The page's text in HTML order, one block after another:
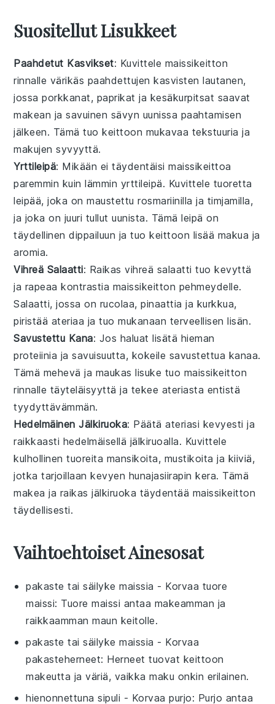
Suositellut Lisukkeet
Paahdetut Kasvikset: Kuvittele maissikeitton
rinnalle värikäs paahdettujen kasvisten lautanen,
jossaporkkanat, paprikat ja kesäkurpitsat saavat
makean ja savuinen sävyn uunissa paahtamisen
jälkeen. Tämä tuo keittoon mukavaa tekstuuria ja
makujen syvyyttä.
Yrttileipä: Mikään ei täydentäisimaissikeittoa
paremmin kuin lämmin yrttileipä. Kuvittele tuoretta
leipää, joka on maustetturosmariinilla ja timjamilla,
ja joka on juuri tullut uunista. Tämä leipä on
täydellinen dippailuun ja tuo keittoon lisää makua ja
aromia.
Vihreä Salaatti: Raikasvihreä salaatti tuo kevyttä
ja rapeaa kontrastia maissikeitton pehmeydelle.
Salaatti, jossa on rucolaa,pinaattia ja kurkkua,
piristää ateriaa ja tuo mukanaan terveellisen lisän.
Savustettu Kana: Jos haluat lisätä hieman
proteiinia ja savuisuutta, kokeile savustettua kanaa.
Tämä mehevä ja maukas lisuke tuo maissikeitton
rinnalle täyteläisyyttä ja tekee ateriasta entistä
tyydyttävämmän.
Hedelmäinen Jälkiruoka: Päätä ateriasi kevyesti ja
raikkaasti hedelmäisellä jälkiruoalla. Kuvittele
kulhollinen tuoreita mansikoita, mustikoita ja kiiviä,
jotka tarjoillaan kevyen hunajasiirapin kera. Tämä
makea ja raikas jälkiruoka täydentää maissikeitton
täydellisesti.
Vaihtoehtoiset Ainesosat
pakaste tai säilyke maissia - Korvaa tuore
maissi: Tuore maissi antaa makeamman ja
raikkaamman maun keitolle.
pakaste tai säilyke maissia - Korvaa
pakasteherneet: Herneet tuovat keittoon
makeutta ja väriä, vaikka maku onkin erilainen.
hienonnettuna sipuli - Korvaapurjo: Purjo antaa